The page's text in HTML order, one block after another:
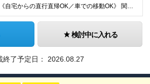
《自宅からの直行直帰OK／車での移動OK》 関東、近畿、東海、九州、北海道、東北、北陸、中国の各エリア ★希望地域を優先します ・南関東エリア(神奈川/東京/埼玉/千葉) ・近畿エリア(大阪/兵庫/
検討中に入れる
終了予定日： 2026.08.27